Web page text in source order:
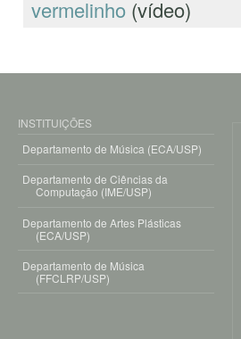
vermelinho (vídeo)
INSTITUIÇÕES
Departamento de Música (ECA/USP)
Departamento de Ciências da
Computação (IME/USP)
Departamento de Artes Plásticas
(ECA/USP)
Departamento de Música
(FFCLRP/USP)